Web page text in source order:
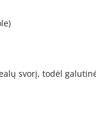
svorį, todėl